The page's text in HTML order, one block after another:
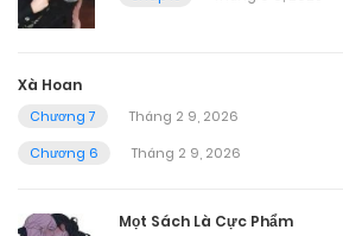
Xà Hoan
Chương 7
Tháng 2 9, 2026
Chương 6
Tháng 2 9, 2026
Mọt Sách Là Cực Phẩm